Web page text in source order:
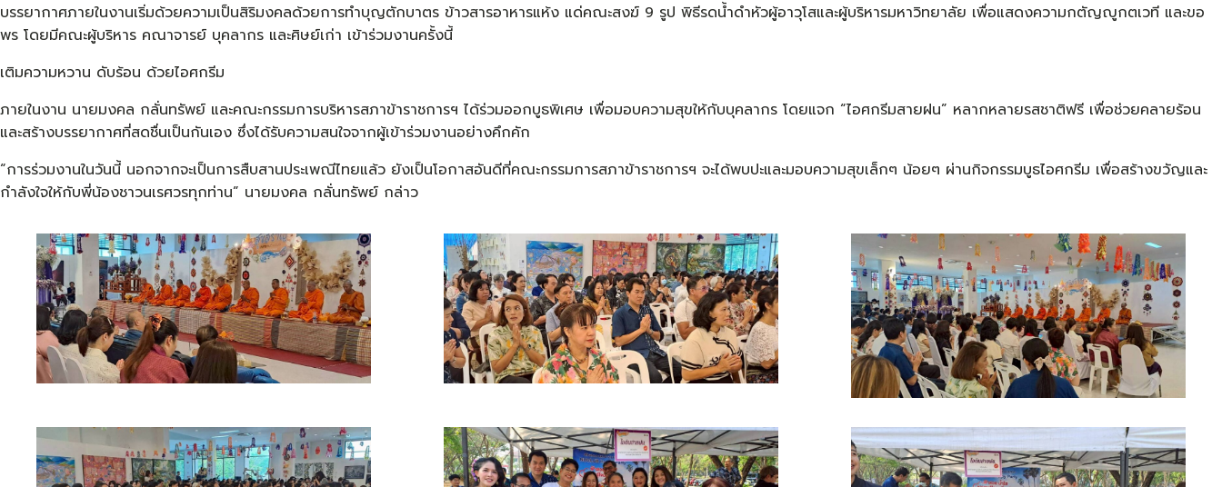
บรรยากาศภายในงานเริ่มด้วยความเป็นสิริมงคลด้วยการทำบุญตักบาตร ข้าวสารอาหารแห้ง แด่คณะสงฆ์ 9 รูป พิธีรดน้ำดำหัวผู้อาวุโสและผู้บริหารมหาวิทยาลัย เพื่อแสดงความกตัญญูกตเวที และขอ
พร โดยมีคณะผู้บริหาร คณาจารย์ บุคลากร และศิษย์เก่า เข้าร่วมงานครั้งนี้
เติมความหวาน ดับร้อน ด้วยไอศกรีม
ภายในงาน นายมงคล กลั่นทรัพย์ และคณะกรรมการบริหารสภาข้าราชการฯ ได้ร่วมออกบูธพิเศษ เพื่อมอบความสุขให้กับบุคลากร โดยแจก “ไอศกรีมสายฝน” หลากหลายรสชาติฟรี เพื่อช่วยคลายร้อน
และสร้างบรรยากาศที่สดชื่นเป็นกันเอง ซึ่งได้รับความสนใจจากผู้เข้าร่วมงานอย่างคึกคัก
“การร่วมงานในวันนี้ นอกจากจะเป็นการสืบสานประเพณีไทยแล้ว ยังเป็นโอกาสอันดีที่คณะกรรมการสภาข้าราชการฯ จะได้พบปะและมอบความสุขเล็กๆ น้อยๆ ผ่านกิจกรรมบูธไอศกรีม เพื่อสร้างขวัญและ
กำลังใจให้กับพี่น้องชาวนเรศวรทุกท่าน” นายมงคล กลั่นทรัพย์ กล่าว